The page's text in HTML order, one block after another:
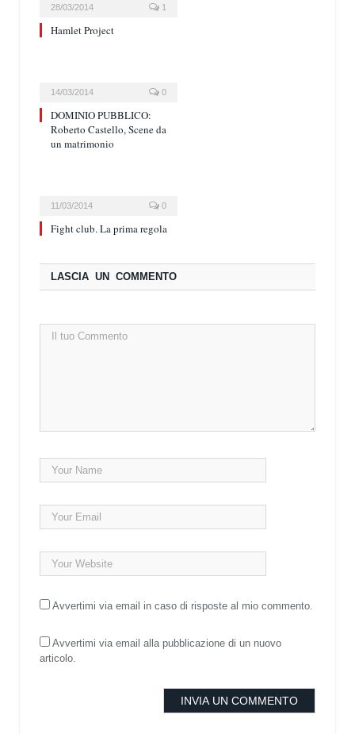
28/03/2014 1
Hamlet Project
14/03/2014 0
DOMINIO PUBBLICO:
Roberto Castello, Scene da
un matrimonio
11/03/2014 0
Fight club. La prima regola
LASCIA UN COMMENTO
Avvertimi via email in caso di risposte al mio commento.
Avvertimi via email alla pubblicazione di un nuovo
articolo.